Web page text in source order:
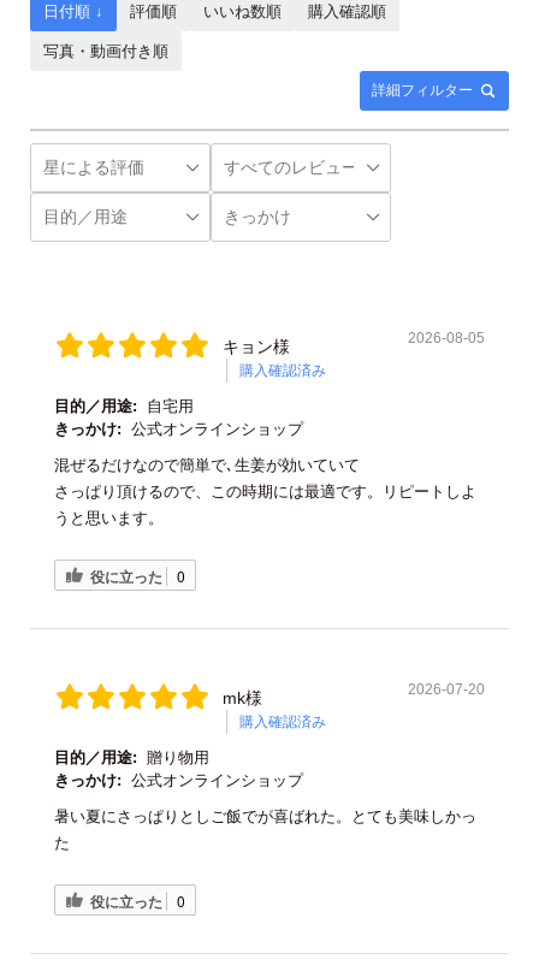
詳細フィルター
日付順 ↓ 評価順 いいね数順 購入確認順
写真・動画付き順
キョン様
購入確認済み
2026-08-05
目的／用途:
自宅用
きっかけ: 公式オンラインショップ
混ぜるだけなので簡単で､生姜が効いていて
さっぱり頂けるので、この時期には最適です。リピートしよ
うと思います。
役に立った 0
mk様
購入確認済み
2026-07-20
目的／用途: 贈り物用
きっかけ: 公式オンラインショップ
暑い夏にさっぱりとしご飯でが喜ばれた。とても美味しかっ
た
役に立った 0